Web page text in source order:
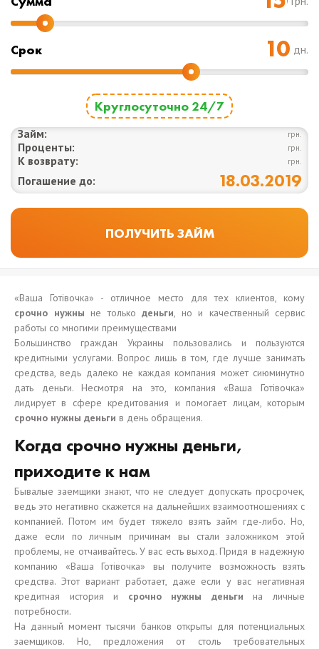
Срок дн.
Круглосуточно 24/7
Займ: грн.
Проценты: грн.
К возврату: грн.
Погашение до: 18.03.2019
«Ваша Готівочка» - отличное место для тех клиентов, кому
срочно нужны не только деньги, но и качественный сервис
работы со многими преимуществами
Большинство граждан Украины пользовались и пользуются
кредитными услугами. Вопрос лишь в том, где лучше занимать
средства, ведь далеко не каждая компания может сиюминутно
дать деньги. Несмотря на это, компания «Ваша Готівочка»
лидирует в сфере кредитования и помогает лицам, которым
срочно нужны деньги в день обращения.
Когда срочно нужны деньги,
приходите к нам
Бывалые заемщики знают, что не следует допускать просрочек,
ведь это негативно скажется на дальнейших взаимоотношениях с
компанией. Потом им будет тяжело взять займ где-либо. Но,
даже если по личным причинам вы стали заложником этой
проблемы, не отчаивайтесь. У вас есть выход. Придя в надежную
компанию «Ваша Готівочка» вы получите возможность взять
средства. Этот вариант работает, даже если у вас негативная
кредитная история и срочно нужны деньги на личные
потребности.
На данный момент тысячи банков открыты для потенциальных
заемщиков. Но, предложения от столь требовательных